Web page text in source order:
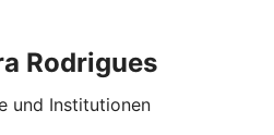
Rodrigues
und Institutionen